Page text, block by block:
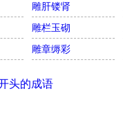
雕肝镂肾
雕栏玉砌
雕章缛彩
头的成语